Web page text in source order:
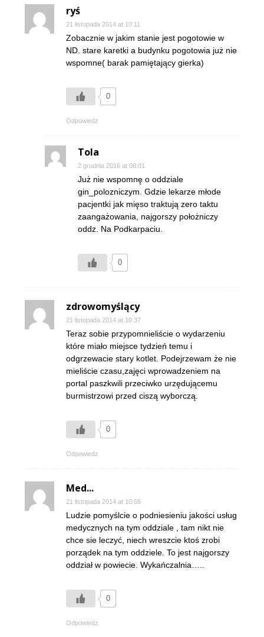
ryś
21 listopada 2014 at 10:11
Zobacznie w jakim stanie jest pogotowie w
ND. stare karetki a budynku pogotowia już nie
wspomne( barak pamiętający gierka)
0
Odpowiedz
Tola
2 grudnia 2016 at 08:01
Już nie wspomnę o oddziale
gin_polozniczym. Gdzie lekarze młode
pacjentki jak mięso traktują zero taktu
zaangażowania, najgorszy położniczy
oddz. Na Podkarpaciu.
0
zdrowomyślący
21 listopada 2014 at 10:37
Teraz sobie przypomnieliście o wydarzeniu
które miało miejsce tydzień temu i
odgrzewacie stary kotlet. Podejrzewam że nie
mieliście czasu,zajęci wprowadzeniem na
portal paszkwili przeciwko urzędującemu
burmistrzowi przed ciszą wyborczą.
0
Odpowiedz
Med...
21 listopada 2014 at 10:55
Ludzie pomyślcie o podniesieniu jakości usług
medycznych na tym oddziale , tam nikt nie
chce sie leczyć, niech wreszcie ktoś zrobi
porządek na tym oddziele. To jest najgorszy
oddział w powiecie. Wykańczalnia…..
0
Odpowiedz